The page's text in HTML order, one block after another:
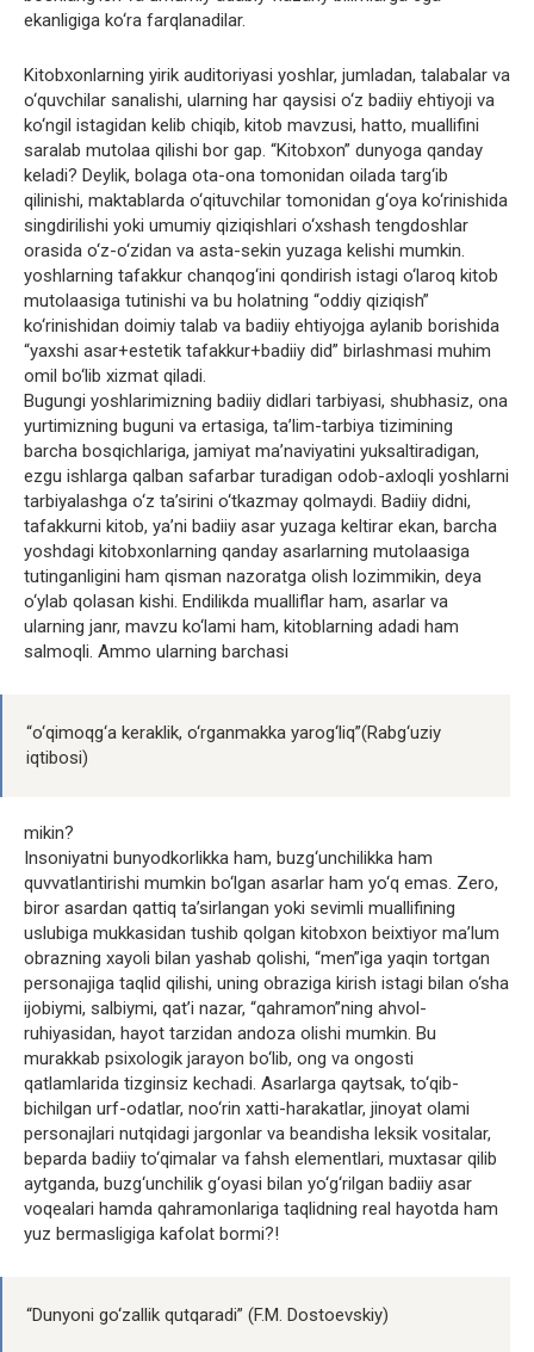
ekanligiga ko‘ra farqlanadilar.
Kitobxonlarning yirik auditoriyasi yoshlar, jumladan, talabalar va
o‘quvchilar sanalishi, ularning har qaysisi o‘z badiiy ehtiyoji va
ko‘ngil istagidan kelib chiqib, kitob mavzusi, hatto, muallifini
saralab mutolaa qilishi bor gap. “Kitobxon” dunyoga qanday
keladi? Deylik, bolaga ota-ona tomonidan oilada targ‘ib
qilinishi, maktablarda o‘qituvchilar tomonidan g‘oya ko‘rinishida
singdirilishi yoki umumiy qiziqishlari o‘xshash tengdoshlar
orasida o‘z-o‘zidan va asta-sekin yuzaga kelishi mumkin.
yoshlarning tafakkur chanqog‘ini qondirish istagi o‘laroq kitob
mutolaasiga tutinishi va bu holatning “oddiy qiziqish”
ko‘rinishidan doimiy talab va badiiy ehtiyojga aylanib borishida
“yaxshi asar+estetik tafakkur+badiiy did” birlashmasi muhim
omil bo‘lib xizmat qiladi.
Bugungi yoshlarimizning badiiy didlari tarbiyasi, shubhasiz, ona
yurtimizning buguni va ertasiga, ta’lim-tarbiya tizimining
barcha bosqichlariga, jamiyat ma’naviyatini yuksaltiradigan,
ezgu ishlarga qalban safarbar turadigan odob-axloqli yoshlarni
tarbiyalashga o‘z ta’sirini o‘tkazmay qolmaydi. Badiiy didni,
tafakkurni kitob, ya’ni badiiy asar yuzaga keltirar ekan, barcha
yoshdagi kitobxonlarning qanday asarlarning mutolaasiga
tutinganligini ham qisman nazoratga olish lozimmikin, deya
o‘ylab qolasan kishi. Endilikda mualliflar ham, asarlar va
ularning janr, mavzu ko‘lami ham, kitoblarning adadi ham
salmoqli. Ammo ularning barchasi
“o‘qimoqg‘a keraklik, o‘rganmakka yarog‘liq”(Rabg‘uziy
iqtibosi)
mikin?
Insoniyatni bunyodkorlikka ham, buzg‘unchilikka ham
quvvatlantirishi mumkin bo‘lgan asarlar ham yo‘q emas. Zero,
biror asardan qattiq ta’sirlangan yoki sevimli muallifining
uslubiga mukkasidan tushib qolgan kitobxon beixtiyor ma’lum
obrazning xayoli bilan yashab qolishi, “men”iga yaqin tortgan
personajiga taqlid qilishi, uning obraziga kirish istagi bilan o‘sha
ijobiymi, salbiymi, qat’i nazar, “qahramon”ning ahvol-
ruhiyasidan, hayot tarzidan andoza olishi mumkin. Bu
murakkab psixologik jarayon bo‘lib, ong va ongosti
qatlamlarida tizginsiz kechadi. Asarlarga qaytsak, to‘qib-
bichilgan urf-odatlar, noo‘rin xatti-harakatlar, jinoyat olami
personajlari nutqidagi jargonlar va beandisha leksik vositalar,
beparda badiiy to‘qimalar va fahsh elementlari, muxtasar qilib
aytganda, buzg‘unchilik g‘oyasi bilan yo‘g‘rilgan badiiy asar
voqealari hamda qahramonlariga taqlidning real hayotda ham
yuz bermasligiga kafolat bormi?!
“Dunyoni go‘zallik qutqaradi” (F.M. Dostoevskiy)